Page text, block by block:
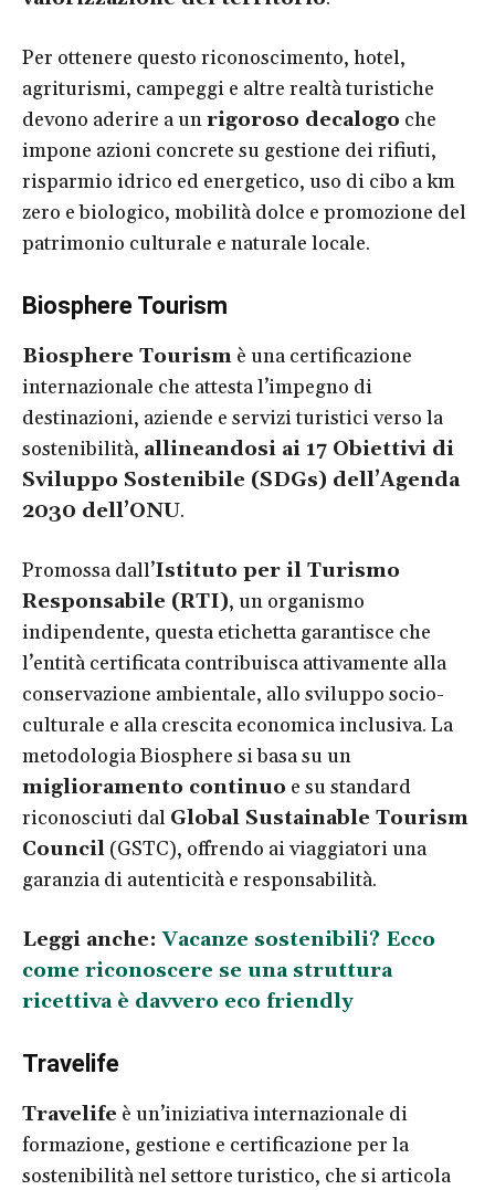
Per ottenere questo riconoscimento, hotel,
agriturismi, campeggi e altre realtà turistiche
devono aderire a unrigoroso decalogo che
impone azioni concrete su gestione dei rifiuti,
risparmio idrico ed energetico, uso di cibo a km
zero e biologico, mobilità dolce e promozione del
patrimonio culturale e naturale locale.
Biosphere Tourism
Biosphere Tourism è una certificazione
internazionale che attesta l’impegno di
destinazioni, aziende e servizi turistici verso la
sostenibilità, allineandosi ai 17 Obiettivi di
Sviluppo Sostenibile (SDGs) dell’Agenda
2030 dell’ONU.
Promossa dall’Istituto per il Turismo
Responsabile (RTI), un organismo
indipendente, questa etichetta garantisce che
l’entità certificata contribuisca attivamente alla
conservazione ambientale, allo sviluppo socio-
culturale e alla crescita economica inclusiva. La
metodologia Biosphere si basa su un
miglioramento continuo e su standard
riconosciuti dal Global Sustainable Tourism
Council (GSTC), offrendo ai viaggiatori una
garanzia di autenticità e responsabilità.
Leggi anche:Vacanze sostenibili? Ecco
come riconoscere se una struttura
ricettiva è davvero eco friendly
Travelife
Travelife è un’iniziativa internazionale di
formazione, gestione e certificazione per la
sostenibilità nel settore turistico, che si articola